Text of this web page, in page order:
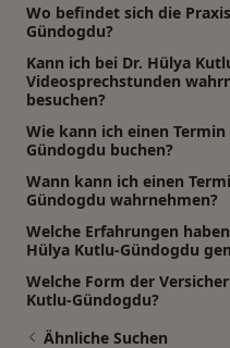
Wo befindet sich die
Gündogdu?
Kann ich bei Dr. Hülya
Videosprechstunden
besuchen?
Wie kann ich einen
Gündogdu buchen?
Wann kann ich einen
Gündogdu wahrnehmen?
Welche Erfahrungen
Hülya Kutlu-Gündogdu
Welche Form der
Kutlu-Gündogdu?
Ähnliche Suchen